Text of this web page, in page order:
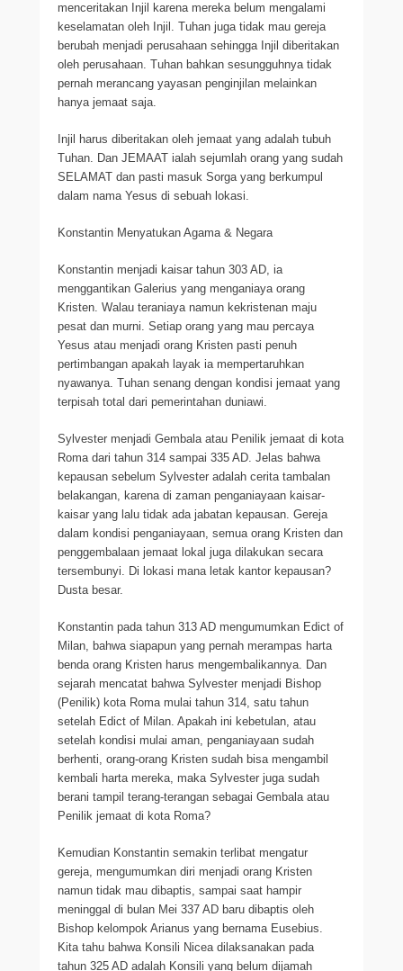
menceritakan Injil karena mereka belum mengalami
keselamatan oleh Injil. Tuhan juga tidak mau gereja
berubah menjadi perusahaan sehingga Injil diberitakan
oleh perusahaan. Tuhan bahkan sesungguhnya tidak
pernah merancang yayasan penginjilan melainkan
hanya jemaat saja.
Injil harus diberitakan oleh jemaat yang adalah tubuh
Tuhan. Dan JEMAAT ialah sejumlah orang yang sudah
SELAMAT dan pasti masuk Sorga yang berkumpul
dalam nama Yesus di sebuah lokasi.
Konstantin Menyatukan Agama & Negara
Konstantin menjadi kaisar tahun 303 AD, ia
menggantikan Galerius yang menganiaya orang
Kristen. Walau teraniaya namun kekristenan maju
pesat dan murni. Setiap orang yang mau percaya
Yesus atau menjadi orang Kristen pasti penuh
pertimbangan apakah layak ia mempertaruhkan
nyawanya. Tuhan senang dengan kondisi jemaat yang
terpisah total dari pemerintahan duniawi.
Sylvester menjadi Gembala atau Penilik jemaat di kota
Roma dari tahun 314 sampai 335 AD. Jelas bahwa
kepausan sebelum Sylvester adalah cerita tambalan
belakangan, karena di zaman penganiayaan kaisar-
kaisar yang lalu tidak ada jabatan kepausan. Gereja
dalam kondisi penganiayaan, semua orang Kristen dan
penggembalaan jemaat lokal juga dilakukan secara
tersembunyi. Di lokasi mana letak kantor kepausan?
Dusta besar.
Konstantin pada tahun 313 AD mengumumkan Edict of
Milan, bahwa siapapun yang pernah merampas harta
benda orang Kristen harus mengembalikannya. Dan
sejarah mencatat bahwa Sylvester menjadi Bishop
(Penilik) kota Roma mulai tahun 314, satu tahun
setelah Edict of Milan. Apakah ini kebetulan, atau
setelah kondisi mulai aman, penganiayaan sudah
berhenti, orang-orang Kristen sudah bisa mengambil
kembali harta mereka, maka Sylvester juga sudah
berani tampil terang-terangan sebagai Gembala atau
Penilik jemaat di kota Roma?
Kemudian Konstantin semakin terlibat mengatur
gereja, mengumumkan diri menjadi orang Kristen
namun tidak mau dibaptis, sampai saat hampir
meninggal di bulan Mei 337 AD baru dibaptis oleh
Bishop kelompok Arianus yang bernama Eusebius.
Kita tahu bahwa Konsili Nicea dilaksanakan pada
tahun 325 AD adalah Konsili yang belum dijamah